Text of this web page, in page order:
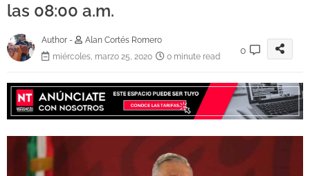
las 08:00 a.m.
Author -
Alan Cortés Romero
miércoles, marzo 25, 2020
0 minute read
0